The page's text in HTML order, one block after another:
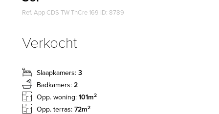
Ref. App CDS TW ThCre 169 ID: 8789
Verkocht
Slaapkamers: 3
Badkamers: 2
Opp. woning: 101m2
Opp. terras: 72m2